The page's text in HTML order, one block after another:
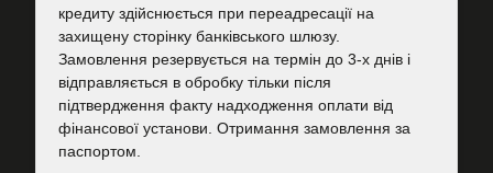
кредиту здійснюється при переадресації на
захищену сторінку банківського шлюзу.
Замовлення резервується на термін до 3-х днів і
відправляється в обробку тільки після
підтвердження факту надходження оплати від
фінансової установи. Отримання замовлення за
паспортом.